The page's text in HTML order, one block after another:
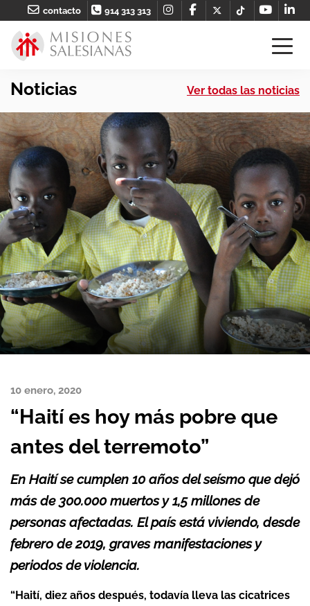
contacto 914 313 313
Noticias Ver todas las noticias
10 enero, 2020
“Haití es hoy más pobre que
antes del terremoto”
En Haitíse cumplen 10 años del seísmo que dejó
más de 300.000 muertos y 1,5 millones de
personas afectadas. El país está viviendo, desde
febrero de 2019, graves manifestaciones y
periodos de violencia.
“Haití, diez años después, todavía lleva las cicatrices